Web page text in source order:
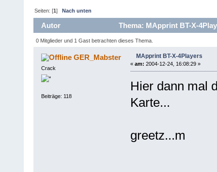
Seiten: [1]Nach unten
Autor Thema: MApprint BT-X-
0 Mitglieder und 1 Gast betrachten dieses Thema.
GER_Mabster
Crack
Beiträge: 118
MApprint BT-X-4Players
« am: 2004-12-24, 16:08:29 »
Hier dann mal
Karte...
greetz...m